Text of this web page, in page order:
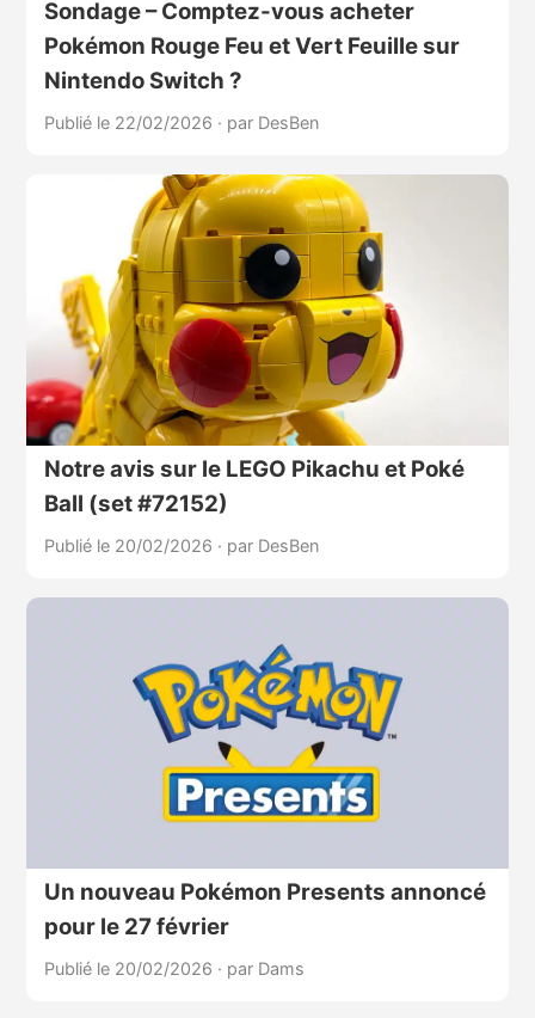
Sondage – Comptez-vous acheter
Pokémon Rouge Feu et Vert Feuille sur
Nintendo Switch ?
Publié le 22/02/2026 · par DesBen
Notre avis sur le LEGO Pikachu et Poké
Ball (set #72152)
Publié le 20/02/2026 · par DesBen
Un nouveau Pokémon Presents annoncé
pour le 27 février
Publié le 20/02/2026 · par Dams